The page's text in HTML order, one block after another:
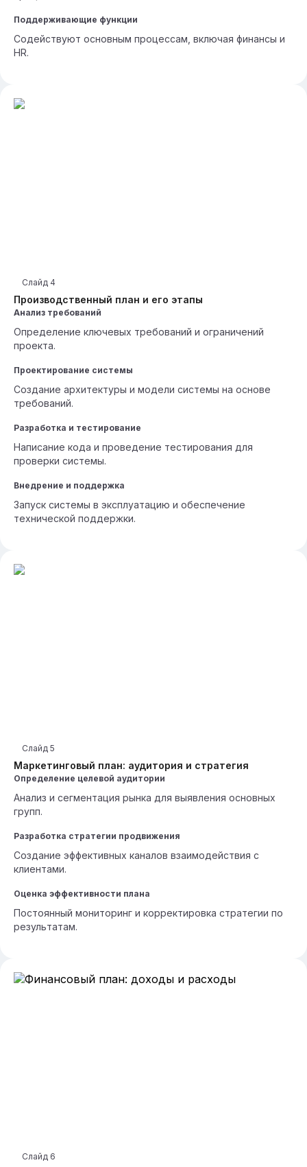
Поддерживающие функции
Содействуют основным процессам, включая финансы и
HR.
Производственный план и его этапы
Слайд 4
Анализ требований
Определение ключевых требований и ограничений
проекта.
Проектирование системы
Создание архитектуры и модели системы на основе
требований.
Разработка и тестирование
Написание кода и проведение тестирования для
проверки системы.
Внедрение и поддержка
Запуск системы в эксплуатацию и обеспечение
технической поддержки.
Маркетинговый план: аудитория и стратегия
Слайд 5
Определение целевой аудитории
Анализ и сегментация рынка для выявления основных
групп.
Разработка стратегии продвижения
Создание эффективных каналов взаимодействия с
клиентами.
Оценка эффективности плана
Постоянный мониторинг и корректировка стратегии по
результатам.
Слайд 6